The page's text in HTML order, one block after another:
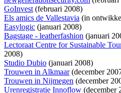
GoInvest(februari 2008)
Els amics de Vallestavia (in
Easylogic (januari 2008)
Bagstage - leatherfashion (januari
Lectoraat Centre for Sustainable
2008)
Studio Dubio (januari 2008)
Trouwen in Alkmaar(december
Trouwen in Nijmegen (december
Urenregistratie Innoflow (december